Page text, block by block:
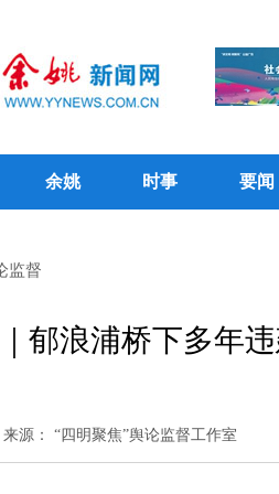
余姚 时事 要闻
监督
郁浪浦桥下多年
来源： “四明聚焦”舆论监督工作室